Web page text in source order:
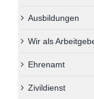
Jobs & Ausbildung
Aktuelles
Ausbildungen
Wir als
Ehrenamt
Zivildienst